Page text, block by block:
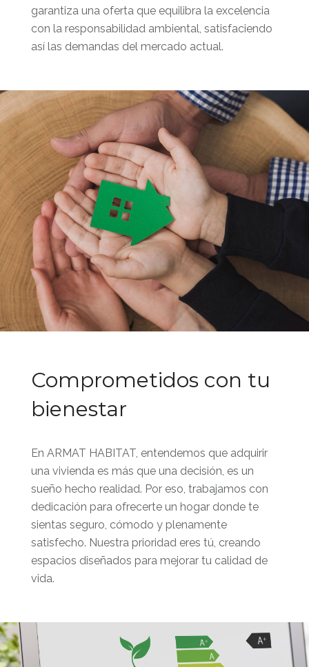
garantiza una oferta que equilibra la excelencia
con la responsabilidad ambiental, satisfaciendo
así las demandas del mercado actual.
Comprometidos con tu
bienestar
En ARMAT HABITAT, entendemos que adquirir
una vivienda es más que una decisión, es un
sueño hecho realidad. Por eso, trabajamos con
dedicación para ofrecerte un hogar donde te
sientas seguro, cómodo y plenamente
satisfecho. Nuestra prioridad eres tú, creando
espacios diseñados para mejorar tu calidad de
vida.